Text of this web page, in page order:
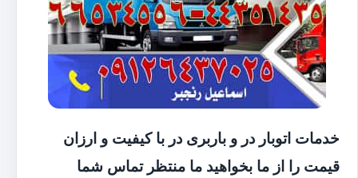
خدمات اتوبار در و باربری در با کیفیت و ارزان
قیمت را از ما بخواهید ما منتظر تماس شما